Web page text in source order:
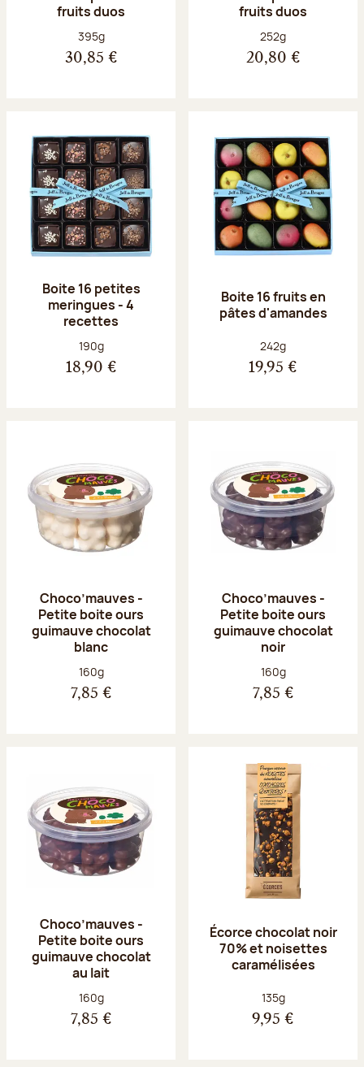
fruits duos
Poids net :
395g
30,85 €
fruits duos
Poids net :
252g
20,80 €
Boite 16 petites
meringues - 4
recettes
Poids net :
190g
18,90 €
Boite 16 fruits en
pâtes d'amandes
Poids net :
242g
19,95 €
Choco’mauves -
Petite boite ours
guimauve chocolat
blanc
Poids net :
160g
7,85 €
Choco’mauves -
Petite boite ours
guimauve chocolat
noir
Poids net :
160g
7,85 €
Choco’mauves -
Petite boite ours
guimauve chocolat
au lait
Poids net :
160g
7,85 €
Écorce chocolat noir
70% et noisettes
caramélisées
Poids net :
135g
9,95 €